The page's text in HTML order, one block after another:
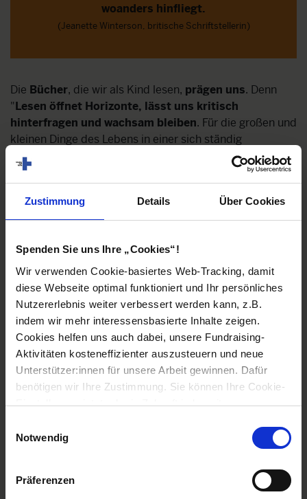
Zustimmung Details Über Cookies
Spenden Sie uns Ihre „Cookies“!
Wir verwenden Cookie-basiertes Web-Tracking, damit
diese Webseite optimal funktioniert und Ihr persönliches
Nutzererlebnis weiter verbessert werden kann, z.B.
indem wir mehr interessensbasierte Inhalte zeigen.
Cookies helfen uns auch dabei, unsere Fundraising-
Aktivitäten kosteneffizienter auszusteuern und neue
Unterstützer:innen für unsere Arbeit gewinnen. Dafür
benötigen wir Ihre Zustimmung. Sie können Ihre Cookie-
Einstellungen jetzt oder in Zukunft jederzeit anpassen.
Notwendig
Präferenzen
woanders hinfliegt.
(Jeanette Winterson, britische Schriftstellerin)
Die Bücher, die wir als Kind lesen, prägen uns. Denn
"Lesen öffnet Horizonte, lässt uns kritisch
hinterfragen und wachsam bleiben. Für die großen und
kleinen Dinge des Lebens in einer sich ständig
verändernden Welt.", sind die engagierten
Buchhändlerinnen von o*books Katja Fetty und Bianca-
Maria Braunshofer überzeugt.
Deshalb widmen sie sich mit Enthusiasmus
Kinder-/Jugendliteratur. Und ermöglichen mit Weitblick,
Mädchen in Südindien lesen lernen.
Benachteiligte Mädchen in Südindien bekommen die